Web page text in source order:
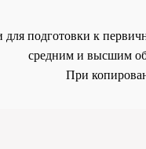
для подготовки к
средним и высшим
При